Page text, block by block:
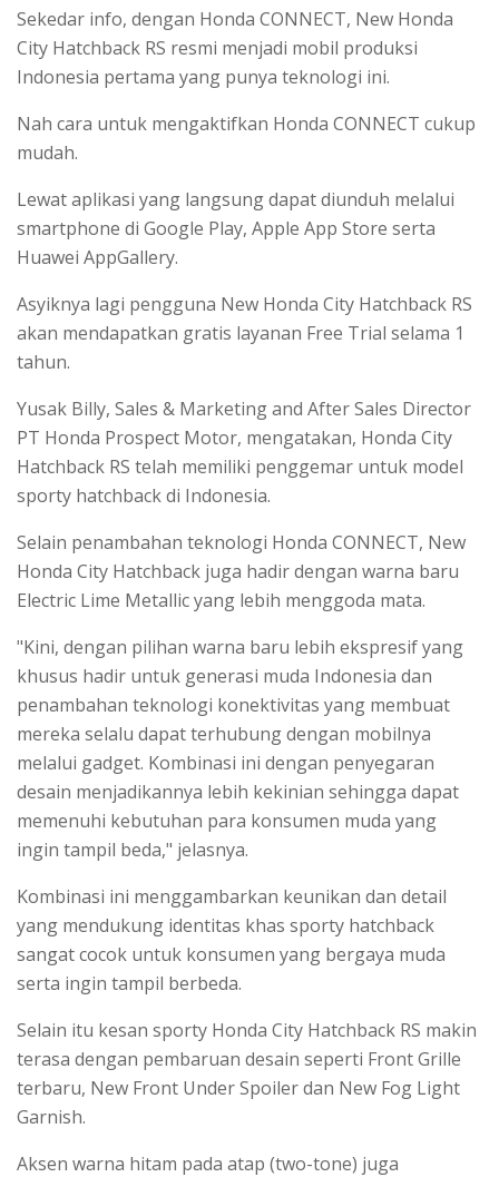
Sekedar info, dengan Honda CONNECT, New Honda
City Hatchback RS resmi menjadi mobil produksi
Indonesia pertama yang punya teknologi ini.
Nah cara untuk mengaktifkan Honda CONNECT cukup
mudah.
Lewat aplikasi yang langsung dapat diunduh melalui
smartphone di Google Play, Apple App Store serta
Huawei AppGallery.
Asyiknya lagi pengguna New Honda City Hatchback RS
akan mendapatkan gratis layanan Free Trial selama 1
tahun.
Yusak Billy, Sales & Marketing and After Sales Director
PT Honda Prospect Motor, mengatakan, Honda City
Hatchback RS telah memiliki penggemar untuk model
sporty hatchback di Indonesia.
Selain penambahan teknologi Honda CONNECT, New
Honda City Hatchback juga hadir dengan warna baru
Electric Lime Metallic yang lebih menggoda mata.
"Kini, dengan pilihan warna baru lebih ekspresif yang
khusus hadir untuk generasi muda Indonesia dan
penambahan teknologi konektivitas yang membuat
mereka selalu dapat terhubung dengan mobilnya
melalui gadget. Kombinasi ini dengan penyegaran
desain menjadikannya lebih kekinian sehingga dapat
memenuhi kebutuhan para konsumen muda yang
ingin tampil beda," jelasnya.
Kombinasi ini menggambarkan keunikan dan detail
yang mendukung identitas khas sporty hatchback
sangat cocok untuk konsumen yang bergaya muda
serta ingin tampil berbeda.
Selain itu kesan sporty Honda City Hatchback RS makin
terasa dengan pembaruan desain seperti Front Grille
terbaru, New Front Under Spoiler dan New Fog Light
Garnish.
Aksen warna hitam pada atap (two-tone) juga